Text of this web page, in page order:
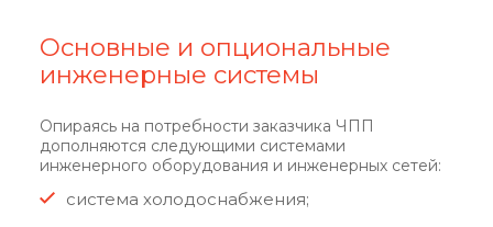
Основные и опциональные
инженерные системы
Опираясь на потребности заказчика ЧПП
дополняются следующими системами
инженерного оборудования и инженерных сетей:
система холодоснабжения;